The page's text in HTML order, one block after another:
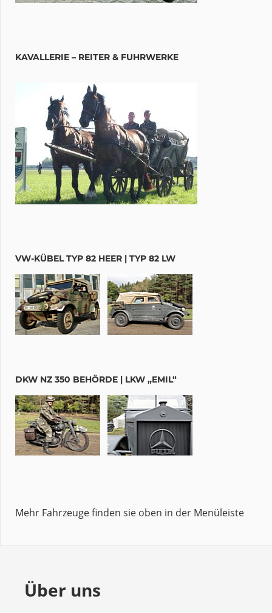
KAVALLERIE – REITER & FUHRWERKE
VW-KÜBEL TYP 82 HEER | TYP 82 LW
DKW NZ 350 BEHÖRDE | LKW „EMIL“
Mehr Fahrzeuge finden sie oben in der Menüleiste
Über uns